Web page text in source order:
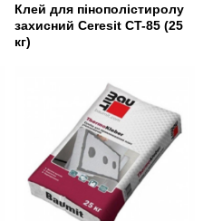
Клей для пінополістиролу
захисний Ceresit CT-85 (25
кг)